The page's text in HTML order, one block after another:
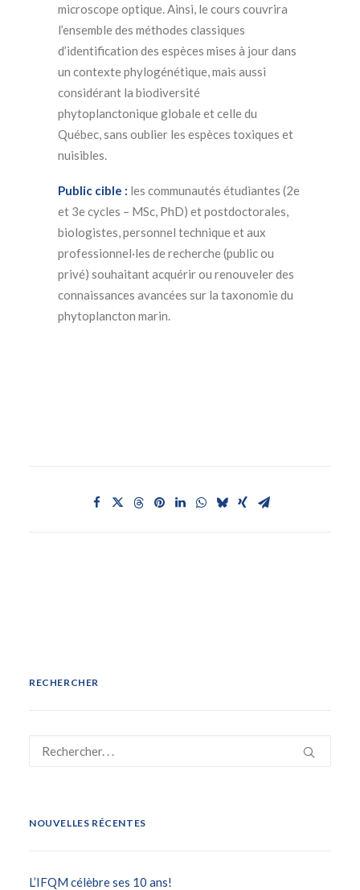
microscope optique. Ainsi, le cours couvrira
l’ensemble des méthodes classiques
d’identification des espèces mises à jour dans
un contexte phylogénétique, mais aussi
considérant la biodiversité
phytoplanctonique globale et celle du
Québec, sans oublier les espèces toxiques et
nuisibles.
Public cible : les communautés étudiantes (2e
et 3e cycles – MSc, PhD) et postdoctorales,
biologistes, personnel technique et aux
professionnel·les de recherche (public ou
privé) souhaitant acquérir ou renouveler des
connaissances avancées sur la taxonomie du
phytoplancton marin.
RECHERCHER
NOUVELLES RÉCENTES
L’IFQM célèbre ses 10 ans!